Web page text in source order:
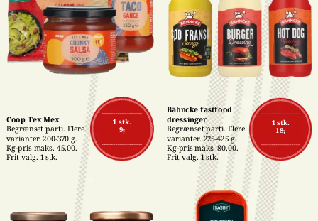
1 stk.
9,-
Coop Tex Mex
Begrænset parti. Flere
varianter. 200-370 g.
Kg-pris maks. 45,00.
Frit valg. 1 stk.
1 stk.
18,-
Bähncke fastfood
dressinger
Begrænset parti. Flere
varianter. 225-425 g.
Kg-pris maks. 80,00.
Frit valg. 1 stk.